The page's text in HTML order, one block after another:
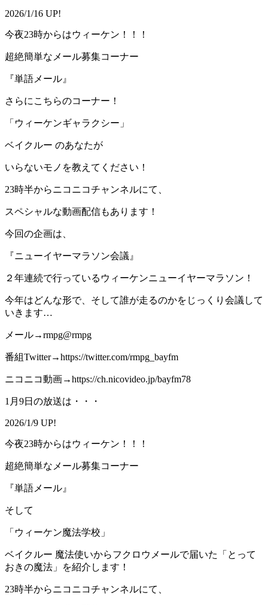
2026/1/16 UP!
今夜23時からはウィーケン！！！
超絶簡単なメール募集コーナー
『単語メール』
さらにこちらのコーナー！
「ウィーケンギャラクシー」
ベイクルー のあなたが
いらないモノを教えてください！
23時半からニコニコチャンネルにて、
スペシャルな動画配信もあります！
今回の企画は、
『ニューイヤーマラソン会議』
２年連続で行っているウィーケンニューイヤーマラソン！
今年はどんな形で、そして誰が走るのかをじっくり会議して
いきます…
メール→rmpg@rmpg
番組Twitter→https://twitter.com/rmpg_bayfm
ニコニコ動画→https://ch.nicovideo.jp/bayfm78
1月9日の放送は・・・
2026/1/9 UP!
今夜23時からはウィーケン！！！
超絶簡単なメール募集コーナー
『単語メール』
そして
「ウィーケン魔法学校」
ベイクルー 魔法使いからフクロウメールで届いた「とって
おきの魔法」を紹介します！
23時半からニコニコチャンネルにて、